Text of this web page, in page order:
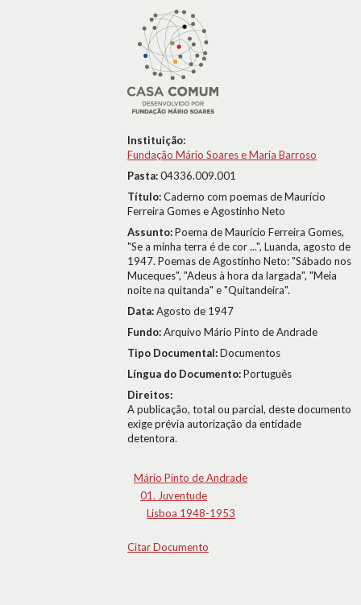
Instituição:
Fundação Mário Soares e Maria Barroso
Pasta:04336.009.001
Título:Caderno com poemas de Maurício
Ferreira Gomes e Agostinho Neto
Assunto:Poema de Maurício Ferreira Gomes,
"Se a minha terra é de cor ...", Luanda, agosto de
1947. Poemas de Agostinho Neto: "Sábado nos
Muceques", "Adeus à hora da largada", "Meia
noite na quitanda" e "Quitandeira".
Data:Agosto de 1947
Fundo:Arquivo Mário Pinto de Andrade
Tipo Documental:Documentos
Língua do Documento:Português
Direitos:
A publicação, total ou parcial, deste documento
exige prévia autorização da entidade
detentora.
Mário Pinto de Andrade
01. Juventude
Lisboa 1948-1953
Citar Documento